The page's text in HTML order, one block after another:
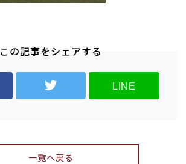
この記事をシェアする
LINE
一覧へ戻る